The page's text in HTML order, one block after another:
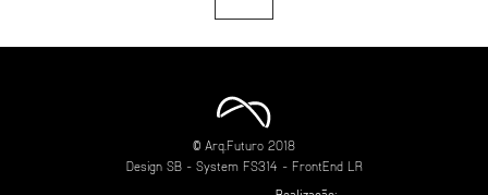
© Arq.Futuro 2018
Design SB- System FS314 - FrontEnd LR